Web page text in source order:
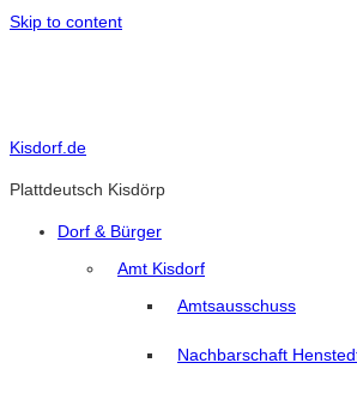
Skip to content
Kisdorf.de
Plattdeutsch Kisdörp
Dorf & Bürger
Amt Kisdorf
Amtsausschuss
Nachbarschaft